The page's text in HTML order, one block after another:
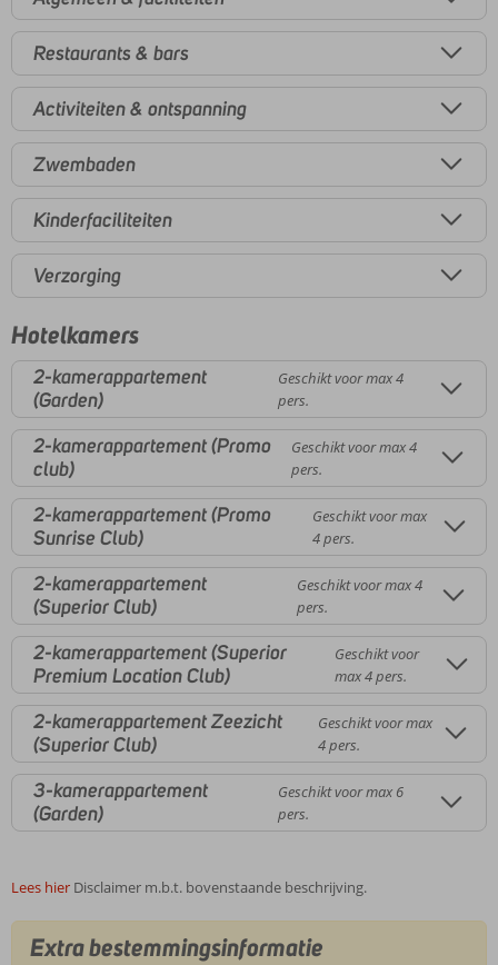
Restaurants & bars
Activiteiten & ontspanning
Zwembaden
Kinderfaciliteiten
Verzorging
Hotelkamers
2-kamerappartement
(Garden)
Geschikt voor max 4
pers.
2-kamerappartement (Promo
club)
Geschikt voor max 4
pers.
2-kamerappartement (Promo
Sunrise Club)
Geschikt voor max
4 pers.
2-kamerappartement
(Superior Club)
Geschikt voor max 4
pers.
2-kamerappartement (Superior
Premium Location Club)
Geschikt voor
max 4 pers.
2-kamerappartement Zeezicht
(Superior Club)
Geschikt voor max
4 pers.
3-kamerappartement
(Garden)
Geschikt voor max 6
pers.
Lees hier Disclaimer m.b.t. bovenstaande beschrijving.
Extra bestemmingsinformatie